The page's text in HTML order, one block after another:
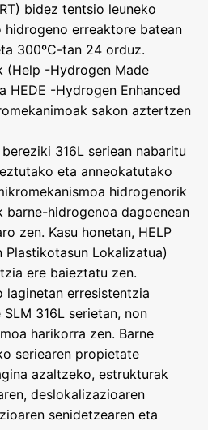
bidez tentsio leuneko
hidrogeno erreaktore batean
300ºC-tan 24 orduz.
(Help -Hydrogen Made
HEDE -Hydrogen Enhanced
sakon aztertzen
316L seriean nabaritu
eta anneokatutako
hidrogenorik
hidrogenoa dagoenean
zen. Kasu honetan, HELP
Lokalizatua)
ere baieztatu zen.
laginetan erresistentzia
316L serietan, non
harikorra zen. Barne
seriearen propietate
azaltzeko, estrukturak
deslokalizazioaren
senidetzearen eta